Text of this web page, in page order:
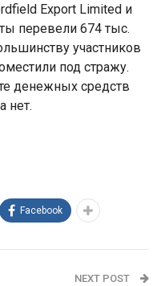
Export Limited и
перевели 674 тыс.
участников
под стражу.
денежных средств
нет.
Facebook
NEXT POST